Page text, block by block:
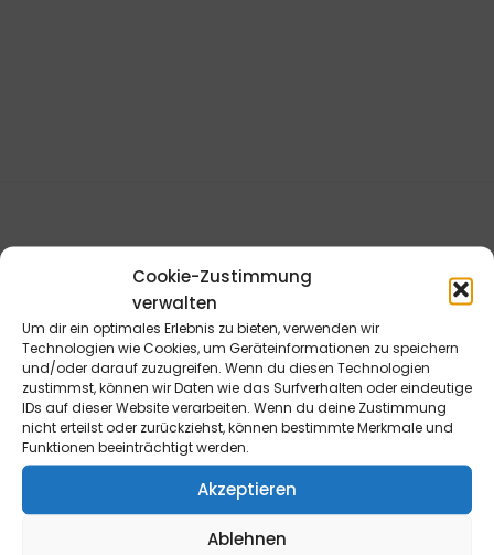
Cookie-Zustimmung
verwalten
Um dir ein optimales Erlebnis zu bieten, verwenden wir
Technologien wie Cookies, um Geräteinformationen zu speichern
und/oder darauf zuzugreifen. Wenn du diesen Technologien
zustimmst, können wir Daten wie das Surfverhalten oder eindeutige
IDs auf dieser Website verarbeiten. Wenn du deine Zustimmung
nicht erteilst oder zurückziehst, können bestimmte Merkmale und
Funktionen beeinträchtigt werden.
Akzeptieren
Ablehnen
blmedien.de
blgastro.de